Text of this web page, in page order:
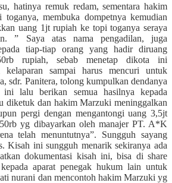
hatinya remuk redam, sementara hakim
membuka dompetnya kemudian
uang 1jt rupiah ke topi toganya seraya
” Saya atas nama pengadilan, juga
tiap-tiap orang yang hadir diruang
rupiah, sebab menetap dikota ini
kelaparan sampai harus mencuri untuk
sdr. Panitera, tolong kumpulkan dendanya
lalu berikan semua hasilnya kepada
diketuk dan hakim Marzuki meninggalkan
pergi dengan mengantongi uang 3,5jt
yg dibayarkan oleh manajer PT. A*K
telah menuntutnya”. Sungguh sayang
Kisah ini sungguh menarik sekiranya ada
dokumentasi kisah ini, bisa di share
aparat penegak hukum lain untuk
nurani dan mencontoh hakim Marzuki yg